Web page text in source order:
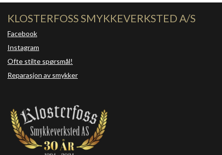
KLOSTERFOSS SMYKKEVERKSTED A/S
Facebook
Instagram
Ofte stilte spørsmål!
Reparasjon av smykker